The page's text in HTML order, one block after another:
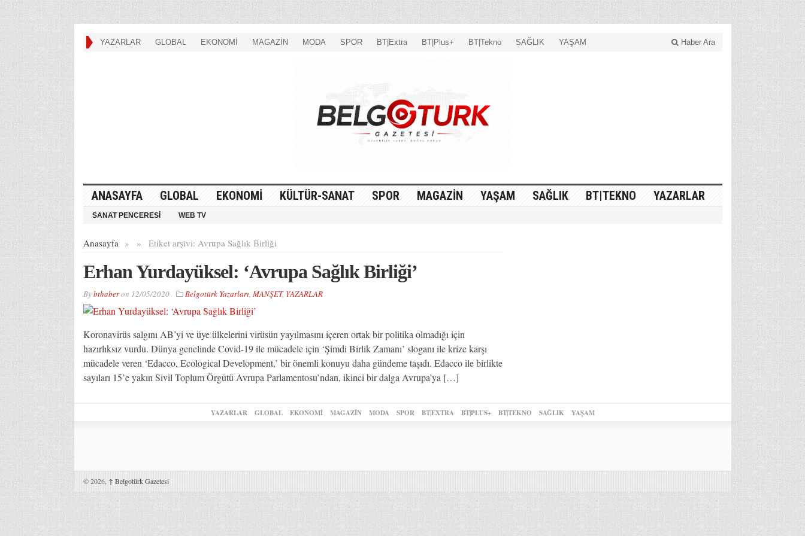
YAZARLAR GLOBAL EKONOMİ MAGAZİN MODA SPOR BT|Extra BT|Plus+ BT|Tekno SAĞLIK YAŞAM Haber Ara
ANASAYFA GLOBAL EKONOMİ KÜLTÜR-SANAT SPOR MAGAZİN YAŞAM SAĞLIK BT|TEKNO YAZARLAR
SANAT PENCERESİ WEB TV
Anasayfa » Etiket arşivi:
» Avrupa Sağlık Birliği
Erhan Yurdayüksel: ‘Avrupa Sağlık Birliği’
Bybthaberon 12/05/2020 Belgotürk Yazarları, MANŞET, YAZARLAR
Koronavirüs salgını AB’yi ve üye ülkelerini virüsün yayılmasını içeren ortak bir politika olmadığı için
hazırlıksız vurdu. Dünya genelinde Covid-19 ile mücadele için ‘Şimdi Birlik Zamanı’ sloganı ile krize karşı
mücadele veren ‘Edacco, Ecological Development,’ bir önemli konuyu daha gündeme taşıdı. Edacco ile birlikte
sayıları 15’e yakın Sivil Toplum Örgütü Avrupa Parlamentosu’ndan, ikinci bir dalga Avrupa’ya […]
YAZARLAR GLOBAL EKONOMİ MAGAZİN MODA SPOR BT|EXTRA BT|PLUS+ BT|TEKNO SAĞLIK YAŞAM
© 2026, ↑ Belgotürk Gazetesi